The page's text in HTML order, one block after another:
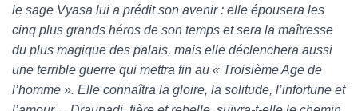
le sage Vyasa lui a prédit son avenir : elle épousera les
cinq plus grands héros de son temps et sera la maîtresse
du plus magique des palais, mais elle déclenchera aussi
une terrible guerre qui mettra fin au « Troisième Age de
l’homme ». Elle connaîtra la gloire, la solitude, l’infortune et